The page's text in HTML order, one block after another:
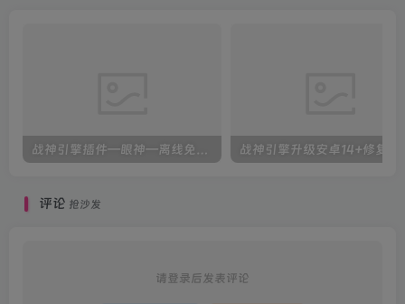
评论 抢沙发
请登录后发表评论